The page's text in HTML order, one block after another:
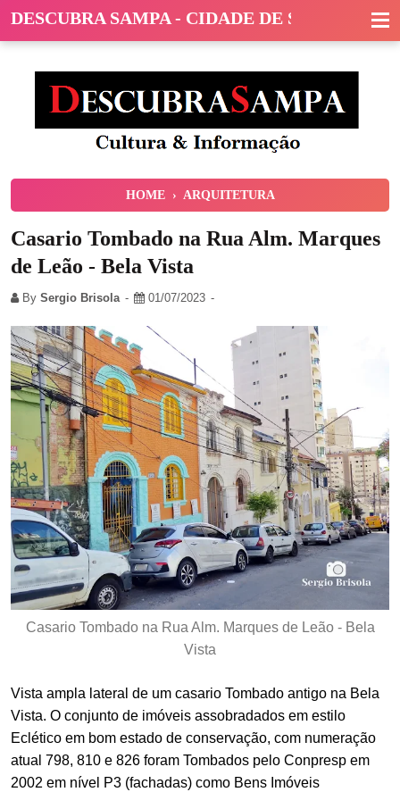
DESCUBRA SAMPA - CIDADE DE SÃO PAULO
HOME › ARQUITETURA
Casario Tombado na Rua Alm. Marques
de Leão - Bela Vista
By Sergio Brisola 01/07/2023
Casario Tombado na Rua Alm. Marques de Leão - Bela
Vista
Vista ampla lateral de um casario Tombado antigo na Bela
Vista. O conjunto de imóveis assobradados em estilo
Eclético em bom estado de conservação, com numeração
atual 798, 810 e 826 foram Tombados pelo Conpresp em
2002 em nível P3 (fachadas) como Bens Imóveis